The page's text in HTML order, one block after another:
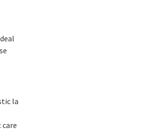
la